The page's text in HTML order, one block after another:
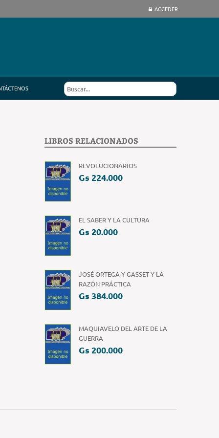
ACCEDER
LIBROS RELACIONADOS
REVOLUCIONARIOS
Gs 224.000
EL SABER Y LA CULTURA
Gs 20.000
JOSÉ ORTEGA Y GASSET Y LA
RAZÓN PRÁCTICA
Gs 384.000
MAQUIAVELO DEL ARTE DE LA
GUERRA
Gs 200.000